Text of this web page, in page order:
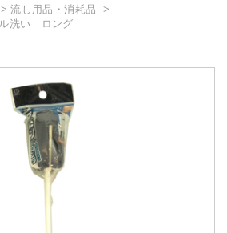
流し用品・消耗品
洗い ロング